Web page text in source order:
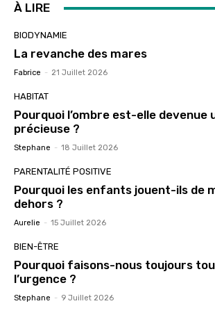
À LIRE
BIODYNAMIE
La revanche des mares
Fabrice - 21 Juillet 2026
HABITAT
Pourquoi l’ombre est-elle devenue
précieuse ?
Stephane - 18 Juillet 2026
PARENTALITÉ POSITIVE
Pourquoi les enfants jouent-ils de
dehors ?
Aurelie - 15 Juillet 2026
BIEN-ÊTRE
Pourquoi faisons-nous toujours
l’urgence ?
Stephane - 9 Juillet 2026